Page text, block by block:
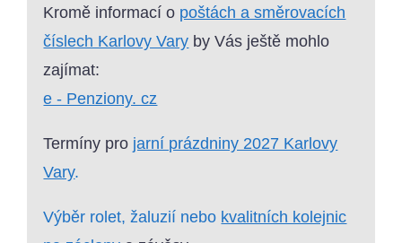
Kromě informací o poštách a směrovacích
číslech Karlovy Vary by Vás ještě mohlo
zajímat:
e - Penziony. cz
Termíny pro jarní prázdniny 2027 Karlovy
Vary.
Výběr rolet, žaluzií nebo kvalitních kolejnic